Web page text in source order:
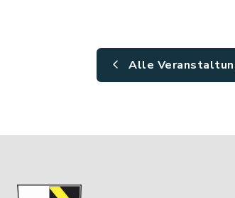
Alle